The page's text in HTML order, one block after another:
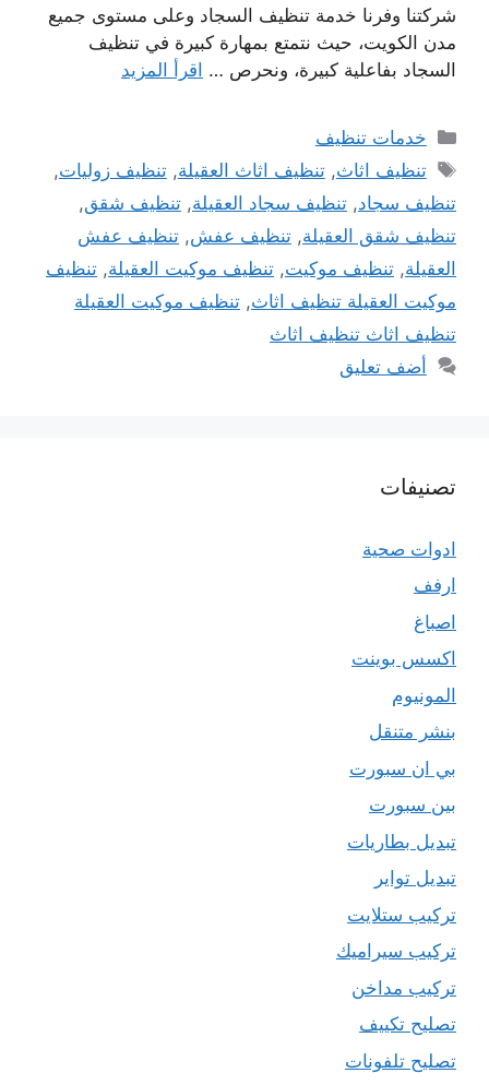
شركتنا وفرنا خدمة تنظيف السجاد وعلى مستوى جميع
مدن الكويت، حيث نتمتع بمهارة كبيرة في تنظيف
السجاد بفاعلية كبيرة، ونحرص … اقرأ المزيد
التصنيفات
خدمات تنظيف
الوسوم
تنظيف اثاث,تنظيف اثاث العقيلة,تنظيف زوليات,
تنظيف سجاد, تنظيف سجاد العقيلة, تنظيف شقق,
تنظيف شقق العقيلة, تنظيف عفش, تنظيف عفش
العقيلة, تنظيف موكيت, تنظيف موكيت العقيلة, تنظيف
موكيت العقيلة تنظيف اثاث, تنظيف موكيت العقيلة
تنظيف اثاث تنظيف اثاث
أضف تعليق
تصنيفات
ادوات صحية
ارفف
اصباغ
اكسس بوينت
المونيوم
بنشر متنقل
بي ان سبورت
بين سبورت
تبديل بطاريات
تبديل تواير
تركيب ستلايت
تركيب سيراميك
تركيب مداخن
تصليح تكييف
تصليح تلفونات